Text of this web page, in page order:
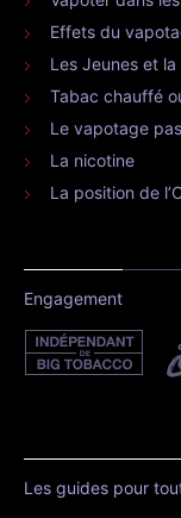
Effets du
Les Jeunes et
Tabac chauffé
Le vapotage
La nicotine
La position de
Engagement
Les guides pour